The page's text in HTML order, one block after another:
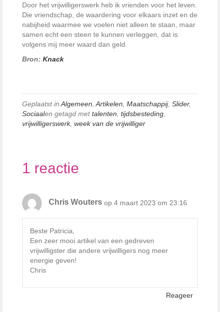
Door het vrijwilligerswerk heb ik vrienden voor het leven.
Die vriendschap, de waardering voor elkaars inzet en de
nabijheid waarmee we voelen niet alleen te staan, maar
samen echt een steen te kunnen verleggen, dat is
volgens mij meer waard dan geld.
Bron: Knack
Geplaatst in Algemeen Artikelen Maatschappij, Slider,
Sociaalen getagd mettalenten tijdsbesteding
vrijwilligerswerk, week van de vrijwilliger
1 reactie
Chris Wouters op 4 maart 2023 om 23:16
Beste Patricia,
Een zeer mooi artikel van een gedreven
vrijwilligster die andere vrijwilligers nog meer
energie geven!
Chris
Reageer